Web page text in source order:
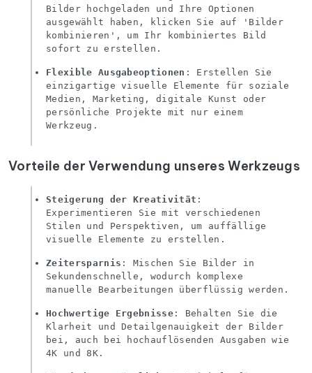
Bilder hochgeladen und Ihre Optionen
ausgewählt haben, klicken Sie auf 'Bilder
kombinieren', um Ihr kombiniertes Bild
sofort zu erstellen.
Flexible Ausgabeoptionen : Erstellen Sie
einzigartige visuelle Elemente für soziale
Medien, Marketing, digitale Kunst oder
persönliche Projekte mit nur einem
Werkzeug.
Vorteile der Verwendung unseres Werkzeugs
Steigerung der Kreativität :
Experimentieren Sie mit verschiedenen
Stilen und Perspektiven, um auffällige
visuelle Elemente zu erstellen.
Zeitersparnis : Mischen Sie Bilder in
Sekundenschnelle, wodurch komplexe
manuelle Bearbeitungen überflüssig werden.
Hochwertige Ergebnisse : Behalten Sie die
Klarheit und Detailgenauigkeit der Bilder
bei, auch bei hochauflösenden Ausgaben wie
4K und 8K.